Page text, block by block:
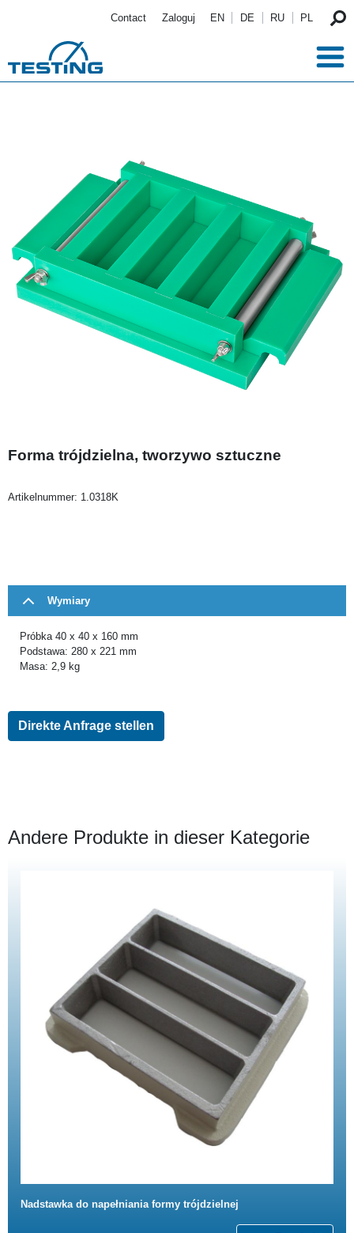
Contact Zaloguj EN DE RU PL
Forma trójdzielna, tworzywo sztuczne
Artikelnummer: 1.0318K
Wymiary
Próbka 40 x 40 x 160 mm
Podstawa: 280 x 221 mm
Masa: 2,9 kg
Direkte Anfrage stellen
Andere Produkte in dieser Kategorie
Nadstawka do napełniania formy trójdzielnej